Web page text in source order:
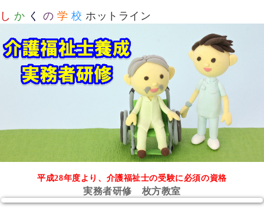
し か く の 学 校 ホットライン
平成28年度より、介護福祉士の受験に必須の資格
実務者研修 枚方教室